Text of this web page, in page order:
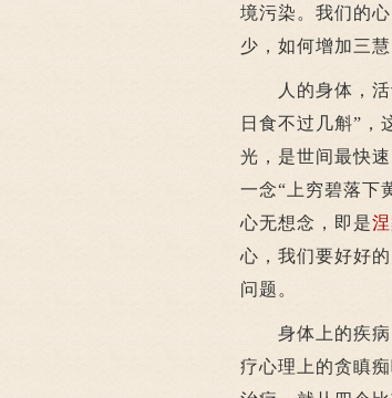
境污染。我们的
少，如何增加三
人的身体，活动
日食不过几斛”，
光，是世间最快
一念“上穷碧落下
心无想念，即是
心，我们要好好
问题。
身体上的疾病，
疗心理上的贪瞋